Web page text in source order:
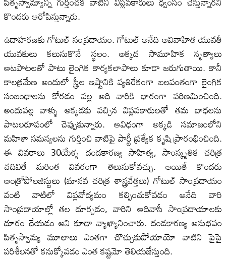
కొందరు ఆరోపిస్తున్నారు.
ఉదాహరణకు గోటుల్ సంప్రదాయం. గోటుల్ అనేది అవివాహిత యువతీ
యువకులు కలుసుకొనే స్థలం. అక్కడ సామూహిక నృత్యాలు
ఆటపాటలతో పాటు లైంగిక కార్యకలాపాలు కూడా జరుగుతాయి. కానీ
కాలక్రమేణ అందులో స్త్రీల ఇష్టానికి వ్యతిరేకంగా బలవంతంగా లైంగిక
సంబంధాలను కోరడం వల్ల అది వారికి భారంగా పరిణమించింది.
అందువల్ల వాళ్ళు అక్కడకు వచ్చిన విప్లవకారులతో తమ బాధలను
పాటలరూపంలో చెప్పుకున్నారు. ఆవిధంగా అక్కడి సమాజంలోని
మహిళా సమస్యలను గుర్తించి వాటిపై పార్టీ ప్రత్యేక కృషి ప్రారంభించింది.
ఈ వివరాలు 30యేళ్ళ దండకారణ్య సాహిత్య, సాంస్కృతిక చరిత్ర
చదివితే మరింత వివరంగా తెలుసుకోవచ్చు. అయితే కొందరు
ఆంత్రోపోలజిస్టులు (మానవ చరిత్ర శాస్త్రవేత్తలు) గోటుల్ సాంప్రదాయం
వంటి వాటిలో విప్లవోద్యమం కల్పించుకోవడం అనేది వారి
సాంప్రదాయాల్లో తల దూర్చడం, వారిని ఆదివాసీ సాంప్రదాయాలకు
దూరం చేయడం అని కూడా వ్యాఖ్యానించారు. దండకారణ్య అనుభవం
పితృస్వామ్య మూలాలు ఎంతగా చొచ్చుకుపోయాయో వాటిని పైపై
పరిశీలనతో కనుక్కోవడం ఎంత కష్టమో తెలియజేస్తుంది.